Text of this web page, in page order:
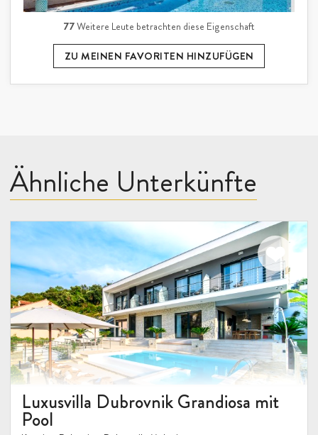
77Weitere Leute betrachten diese Eigenschaft
ZU MEINEN FAVORITEN HINZUFÜGEN
Ähnliche Unterkünfte
Luxusvilla Dubrovnik Grandiosa mit
Pool